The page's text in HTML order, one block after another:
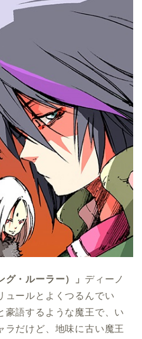
グ・ルーラー）」 ディーノ
ュールとよくつるんでい
豪語するような魔王で、い
ラだけど、地味に古い魔王